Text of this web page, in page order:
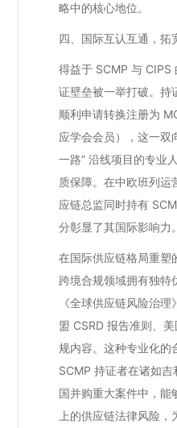
略中的核心地位。
四、国际互认互通，拓
得益于 SCMP 与 CIPS
证壁垒被一举打破。持
顺利申请转换注册为
应学会会员），这一双
一路” 沿线项目的专业
质保障。在中欧班列运
应链总监同时持有
分彰显了其国际影响力。
在国际供应链格局重塑
跨境合规领域拥有独特
《全球供应链风险治
盟 CSRD 报告准则、
规内容。这种专业化的
SCMP 持证者在诸如
国并购重大案件中，能
上的供应链法律风险